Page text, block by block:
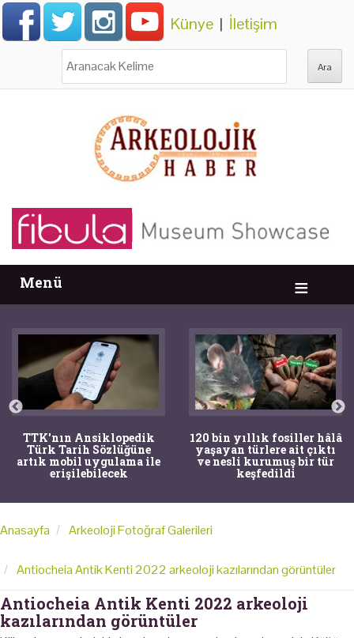
Künye | İletişim
Menü
TTK'nın Ansiklopedik
Türk Tarih Sözlüğüne
artık mobil uygulama ile
erişilebilecek
120 bin yıllık fosiller hâlâ
yaşayan türlere ait çıktı
ve nesli kurumuş bir tür
keşfedildi
Anasayfa Arkeoloji Fotoğraf Galerileri
Antiocheia Antik Kenti 2022 arkeoloji kazılarından görüntüler
Antiocheia Antik Kenti 2022 arkeoloji
kazılarından görüntüler